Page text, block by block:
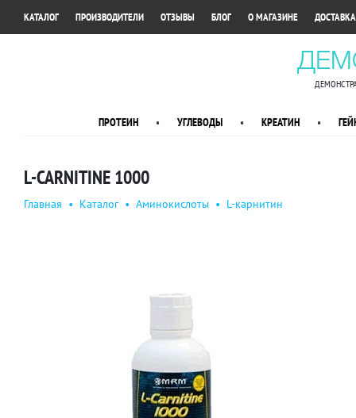
КАТАЛОГ ПРОИЗВОДИТЕЛИ ОТЗЫВЫ БЛОГ О МАГАЗИНЕ
ПРОТЕИН • УГЛЕВОДЫ • КРЕАТИН •
L-CARNITINE 1000
Главная • Каталог • Аминокислоты • L-карнитин